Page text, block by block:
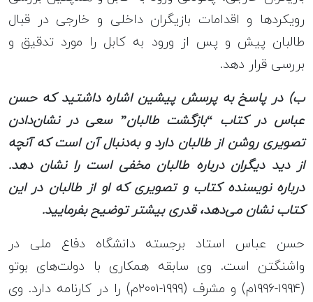
رویکردها و اقدامات بازیگران داخلی و خارجی در قبال
طالبان پیش و پس از ورود به کابل را مورد تدقیق و
بررسی قرار دهد.
ب) در پاسخ به پرسش پیشین اشاره داشتید که حسن
عباس در کتاب “بازگشت طالبان” سعی در نشان‌دادن
تصویری روشن از طالبان دارد و به‌دنبال آن است که آنچه
از دید دیگران درباره طالبان مخفی است را نشان دهد.
درباره نویسنده کتاب و تصویری که او از طالبان در این
کتاب نشان می‌دهد، قدری بیشتر توضیح بفرمایید.
حسن عباس استاد برجسته دانشگاه دفاع ملی در
واشنگتن است. وی سابقه همکاری با دولت‌های بوتو
(۱۹۹۴-۱۹۹۶م) و مشرف (۱۹۹۹-۲۰۰۱م) را در کارنامه دارد. وی